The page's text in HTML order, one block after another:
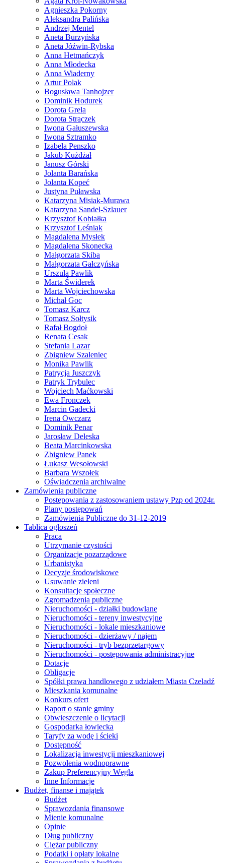
Agnieszka Pokorny
Aleksandra Palińska
Andrzej Mentel
Aneta Burzyńska
Aneta Jóźwin-Rybska
Anna Hetmańczyk
Anna Młodecka
Anna Wiaderny
Artur Polak
Bogusława Tanhojzer
Dominik Hodurek
Dorota Grela
Dorota Strączek
Iwona Gałuszewska
Iwona Sztramko
Izabela Penszko
Jakub Kużdżał
Janusz Górski
Jolanta Barańska
Jolanta Kopeć
Justyna Puławska
Katarzyna Misiak-Murawa
Katarzyna Sandel-Szlauer
Krzysztof Kobiałka
Krzysztof Leśniak
Magdalena Mysłek
Magdalena Skonecka
Małgorzata Skiba
Małgorzata Gałczyńska
Urszula Pawlik
Marta Świderek
Marta Wojciechowska
Michał Goc
Tomasz Karcz
Tomasz Sołtysik
Rafał Bogdoł
Renata Cesak
Stefania Lazar
Zbigniew Szaleniec
Monika Pawlik
Patrycja Juszczyk
Patryk Trybulec
Wojciech Maćkowski
Ewa Fronczek
Marcin Gadecki
Irena Owczarz
Dominik Penar
Jarosław Deleska
Beata Marcinkowska
Zbigniew Panek
Łukasz Wesołowski
Barbara Wszołek
Oświadczenia archiwalne
Zamówienia publiczne
Postępowania z zastosowaniem ustawy Pzp od 2024r.
Plany postępowań
Zamówienia Publiczne do 31-12-2019
Tablica ogłoszeń
Praca
Utrzymanie czystości
Organizacje pozarządowe
Urbanistyka
Decyzje środowiskowe
Usuwanie zieleni
Konsultacje społeczne
Zgromadzenia publiczne
Nieruchomości - działki budowlane
Nieruchomości - tereny inwestycyjne
Nieruchomości - lokale mieszkaniowe
Nieruchomości - dzierżawy / najem
Nieruchomości - tryb bezprzetargowy
Nieruchomości - postępowania administracyjne
Dotacje
Obligacje
Spółki prawa handlowego z udziałem Miasta Czeladź
Mieszkania komunalne
Konkurs ofert
Raport o stanie gminy
Obwieszczenie o licytacji
Gospodarka łowiecka
Taryfy za wodę i ścieki
Dostępność
Lokalizacja inwestycji mieszkaniowej
Pozwolenia wodnoprawne
Zakup Preferencyjny Węgla
Inne Informacje
Budżet, finanse i majątek
Budżet
Sprawozdania finansowe
Mienie komunalne
Opinie
Dług publiczny
Ciężar publiczny
Podatki i opłaty lokalne